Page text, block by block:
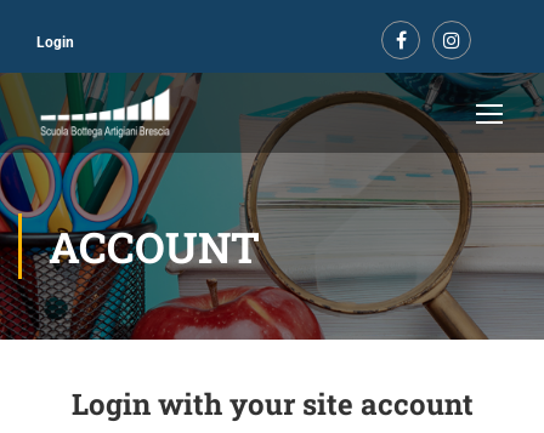
Login
ACCOUNT
Login with your site account